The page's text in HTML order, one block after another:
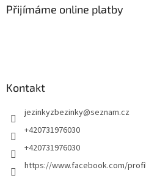
Přijímáme online platby
Kontakt
jezinkyzbezinky@seznam.cz
+420731976030
+420731976030
https://www.facebook.com/